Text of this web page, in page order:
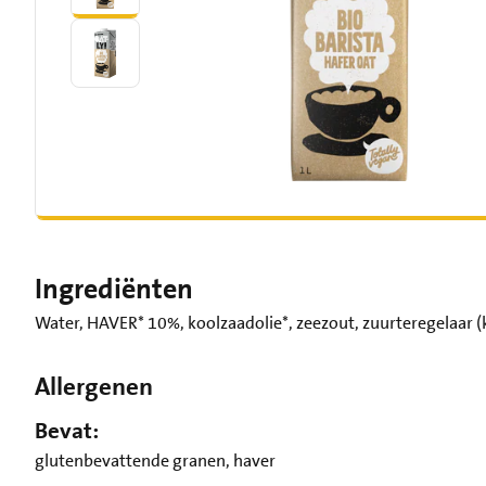
Ingrediënten
Water, HAVER* 10%, koolzaadolie*, zeezout,
Allergenen
Bevat:
glutenbevattende granen, haver